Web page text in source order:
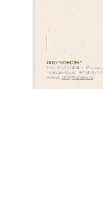
ООО "КОНСЭН"
Россия, 127434, г.
Телефон/факс: +7 (495)
e-mail: info@konsen.ru